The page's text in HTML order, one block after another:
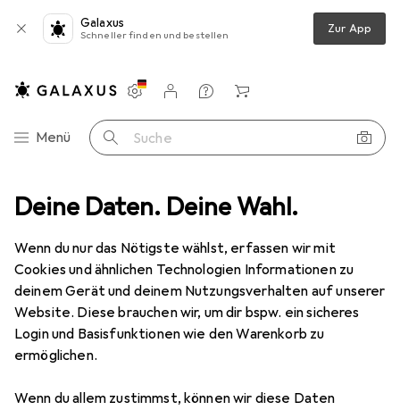
Deine Daten. Deine Wahl.
Wenn du nur das Nötigste wählst, erfassen wir mit
Cookies und ähnlichen Technologien Informationen zu
deinem Gerät und deinem Nutzungsverhalten auf unserer
Website. Diese brauchen wir, um dir bspw. ein sicheres
Login und Basisfunktionen wie den Warenkorb zu
ermöglichen.
Wenn du allem zustimmst, können wir diese Daten
Galaxus
Schneller finden und bestellen Zur App
Navigation nach Kategorien
Menü Suche
Einstellungen
Kundenkonto
Vergleichslisten
Merklisten
Warenkorb
Stromversorgung Ladegeräte USB Kabel
8 Bilder
MENGENRABATT
Digitus USB 2.0
EUR
3,02